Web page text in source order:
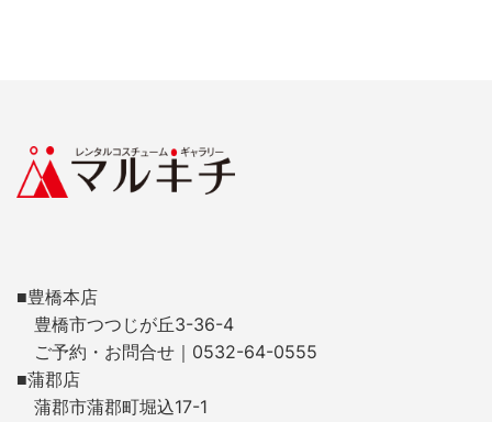
■豊橋本店
豊橋市つつじが丘3-36-4
ご予約・お問合せ｜0532-64-0555
■蒲郡店
蒲郡市蒲郡町堀込17-1